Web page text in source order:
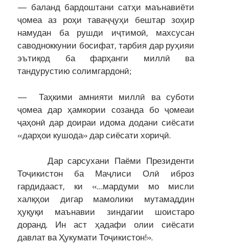
— баланд бардоштани сатҳи маънавиёти
ҷомеа аз роҳи таваҷҷуҳи бештар зоҳир
намудан ба рушди иҷтимоӣ, махсусан
саводноккунии босифат, тарбия дар руҳияи
эътиқод ба фарҳанги миллӣ ва
тандурустию солимгардонӣ;
— Таҳкими амнияти миллӣ ва суботи
ҷомеа дар ҳамкории созанда бо ҷомеаи
ҷаҳонӣ дар доираи идома додани сиёсати
«дарҳои кушода» дар сиёсати хориҷӣ.
Дар сарсухани Паёми Президенти
Тоҷикистон ба Маҷлиси Олӣ иброз
гардидааст, ки «…мардуми мо мисли
халқҳои дигар мамолики мутамаддин
ҳуқуқи маънавии зиндагии шоистаро
доранд. Ин аст ҳадафи олии сиёсати
давлат ва Ҳукумати Тоҷикистон!».